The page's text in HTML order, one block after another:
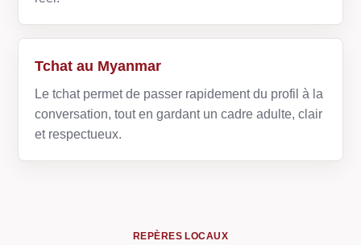
Tchat au Myanmar
Le tchat permet de passer rapidement du profil à la
conversation, tout en gardant un cadre adulte, clair
et respectueux.
REPÈRES LOCAUX